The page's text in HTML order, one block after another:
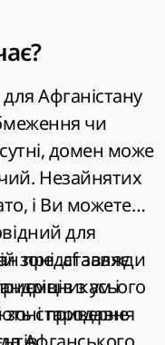
Афганістану
чи
домен може
Незайнятих
і Ви можете
для
представляє
з усього
зоні приверне
зоні .af завжди
і
стародавня